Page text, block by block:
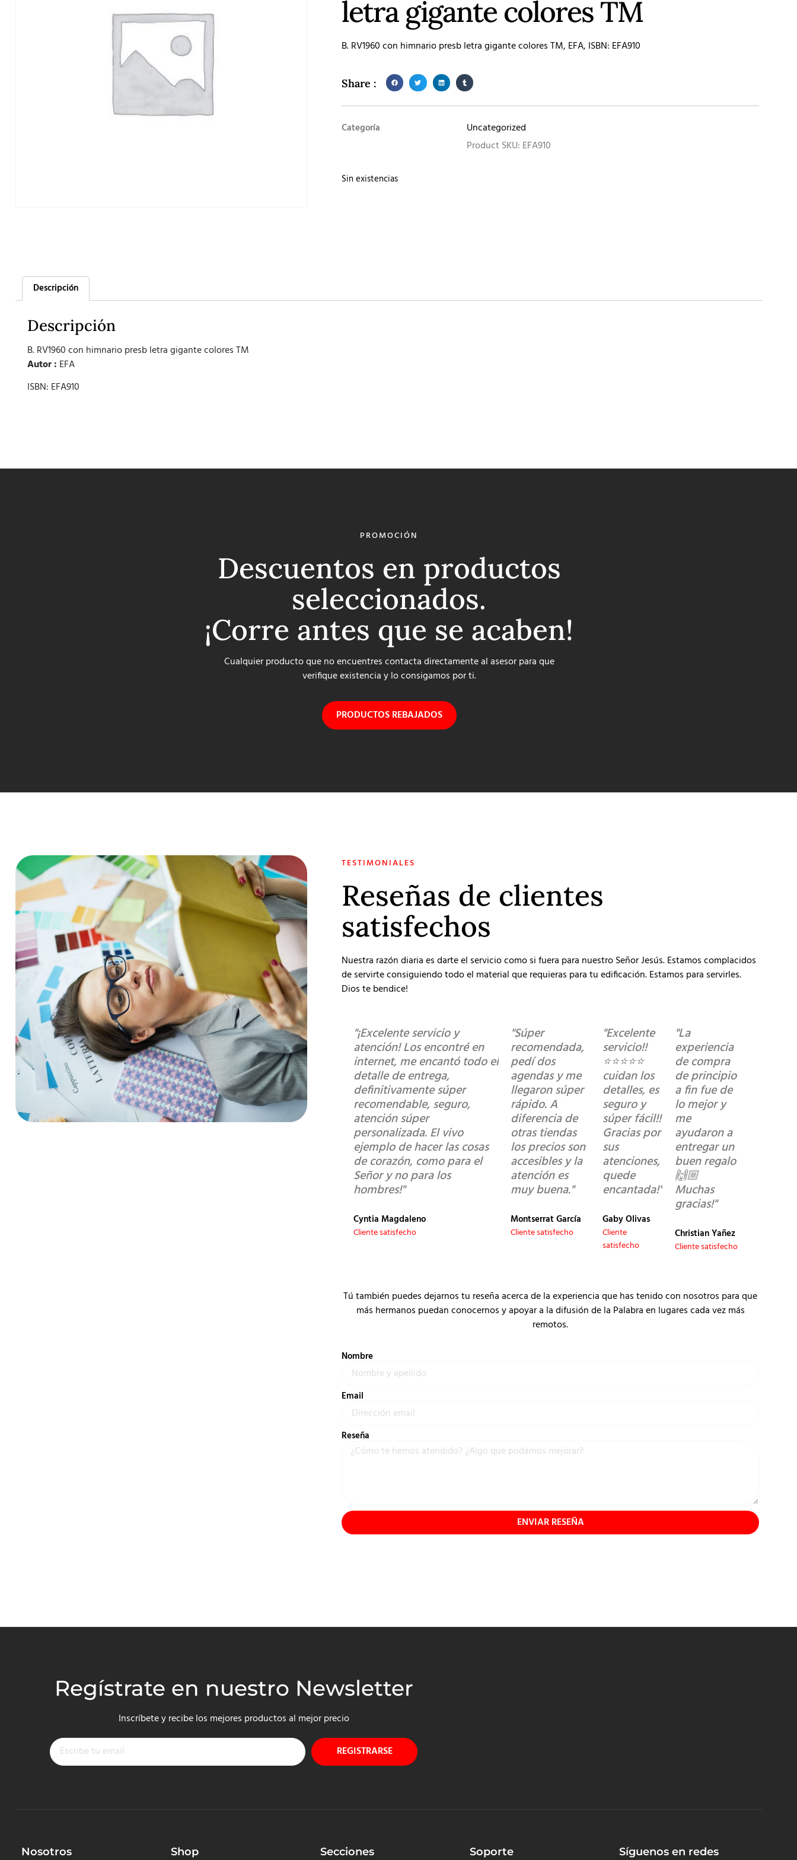
letra gigante colores TM
B. RV1960 con himnario presb letra gigante colores TM, EFA, ISBN: EFA910
Share :
Categoría
Uncategorized
Product SKU: EFA910
Sin existencias
Descripción
Descripción
B. RV1960 con himnario presb letra gigante colores TM
Autor : EFA
ISBN: EFA910
PROMOCIÓN
Descuentos en productos
seleccionados.
¡Corre antes que se acaben!
Cualquier producto que no encuentres contacta directamente al asesor para que
verifique existencia y lo consigamos por ti.
PRODUCTOS REBAJADOS
TESTIMONIALES
Reseñas de clientes
satisfechos
Nuestra razón diaria es darte el servicio como si fuera para nuestro Señor Jesús. Estamos complacidos
de servirte consiguiendo todo el material que requieras para tu edificación. Estamos para servirles.
Dios te bendice!
"¡Excelente servicio y
atención! Los encontré en
internet, me encantó todo el
detalle de entrega,
definitivamente súper
recomendable, seguro,
atención súper
personalizada. El vivo
ejemplo de hacer las cosas
de corazón, como para el
Señor y no para los
hombres!"
Cyntia Magdaleno
Cliente satisfecho
"Súper
recomendada,
pedí dos
agendas y me
llegaron súper
rápido. A
diferencia de
otras tiendas
los precios son
accesibles y la
atención es
muy buena."
Montserrat García
Cliente satisfecho
"Excelente
servicio!!
⭐️⭐️⭐️⭐️⭐️
cuidan los
detalles, es
seguro y
súper fácil!!
Gracias por
sus
atenciones,
quede
encantada!"
Gaby Olivas
Cliente
satisfecho
"La
experiencia
de compra
de principio
a fin fue de
lo mejor y
me
ayudaron a
entregar un
buen regalo
🙌🏼
Muchas
gracias!"
Christian Yañez
Cliente satisfecho
Tú también puedes dejarnos tu reseña acerca de la experiencia que has tenido con nosotros para que
más hermanos puedan conocernos y apoyar a la difusión de la Palabra en lugares cada vez más
remotos.
Nombre
Email
Reseña
ENVIAR RESEÑA
Regístrate en nuestro Newsletter
Inscríbete y recibe los mejores productos al mejor precio
REGISTRARSE
Nosotros Shop Secciones Soporte Síguenos en redes